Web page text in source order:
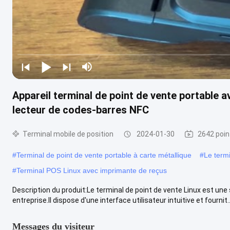
Appareil terminal de point de vente portable
lecteur de codes-barres NFC
Terminal mobile de position 2024-01-30 2642
#Terminal de point de vente portable à carte métallique #Le
#Terminal POS Linux avec imprimante de reçus
Description du produit:Le terminal de point de vente Linux est
entreprise.Il dispose d'une interface utilisateur intuitive et
Messages du visiteur